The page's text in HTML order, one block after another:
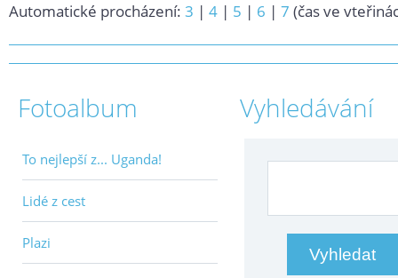
Automatické procházení: 3 | 4 | 5 | 6 | 7 (čas ve
Fotoalbum
To nejlepší z... Uganda!
Lidé z cest
Plazi
Vyhledávání